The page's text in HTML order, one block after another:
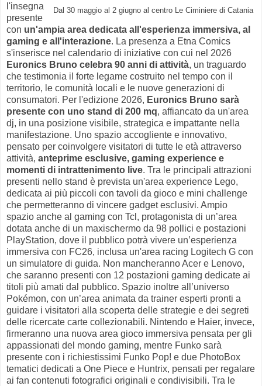
Dal 30 maggio al 2 giugno al centro Le Ciminiere di Catania
l'insegna
presente
con un'ampia area dedicata all'esperienza immersiva, al
gaming e all'interazione. La presenza a Etna Comics
s'inserisce nel calendario di iniziative con cui nel 2026
Euronics Bruno celebra 90 anni di attività, un traguardo
che testimonia il forte legame costruito nel tempo con il
territorio, le comunità locali e le nuove generazioni di
consumatori. Per l'edizione 2026, Euronics Bruno sarà
presente con uno stand di 200 mq, affiancato da un'area
dj, in una posizione visibile, strategica e impattante nella
manifestazione. Uno spazio accogliente e innovativo,
pensato per coinvolgere visitatori di tutte le età attraverso
attività, anteprime esclusive, gaming experience e
momenti di intrattenimento live. Tra le principali attrazioni
presenti nello stand è prevista un'area experience Lego,
dedicata ai più piccoli con tavoli da gioco e mini challenge
che permetteranno di vincere gadget esclusivi. Ampio
spazio anche al gaming con Tcl, protagonista di un’area
dotata anche di un maxischermo da 98 pollici e postazioni
PlayStation, dove il pubblico potrà vivere un’esperienza
immersiva con FC26, inclusa un'area racing Logitech G con
un simulatore di guida. Non mancheranno Acer e Lenovo,
che saranno presenti con 12 postazioni gaming dedicate ai
titoli più amati dal pubblico. Spazio inoltre all’universo
Pokémon, con un’area animata da trainer esperti pronti a
guidare i visitatori alla scoperta delle strategie e dei segreti
delle ricercate carte collezionabili. Nintendo e Haier, invece,
firmeranno una nuova area gioco immersiva pensata per gli
appassionati del mondo gaming, mentre Funko sarà
presente con i richiestissimi Funko Pop! e due PhotoBox
tematici dedicati a One Piece e Huntrix, pensati per regalare
ai fan contenuti fotografici originali e condivisibili. Tra le